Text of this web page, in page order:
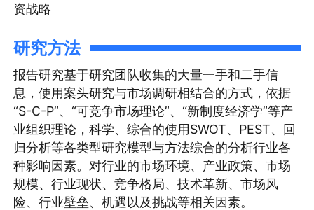
资战略
研究方法
报告研究基于研究团队收集的大量一手和二手信
息，使用案头研究与市场调研相结合的方式，依据
“S-C-P”、“可竞争市场理论”、“新制度经济学”等产
业组织理论，科学、综合的使用SWOT、PEST、回
归分析等各类型研究模型与方法综合的分析行业各
种影响因素。对行业的市场环境、产业政策、市场
规模、行业现状、竞争格局、技术革新、市场风
险、行业壁垒、机遇以及挑战等相关因素。